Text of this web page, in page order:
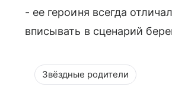
- ее героиня всегда
вписывать в сценарий
Звёздные родители